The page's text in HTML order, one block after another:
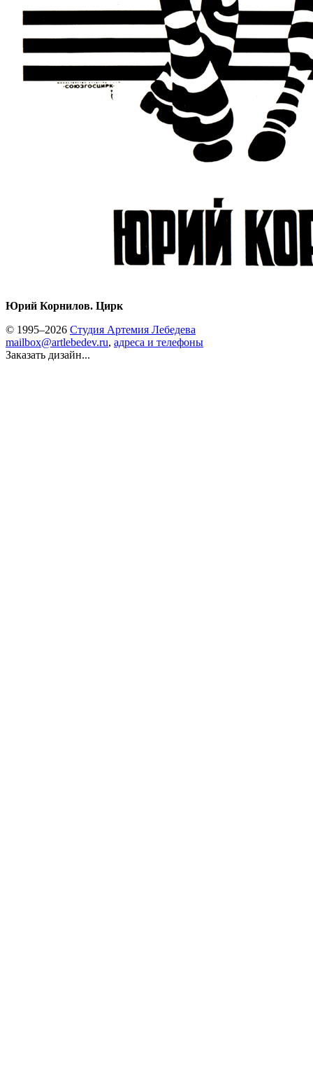
Юрий Корнилов. Цирк
© 1995–2026 Студия Артемия Лебедева
mailbox@artlebedev.ru, адреса и телефоны
Заказать дизайн...